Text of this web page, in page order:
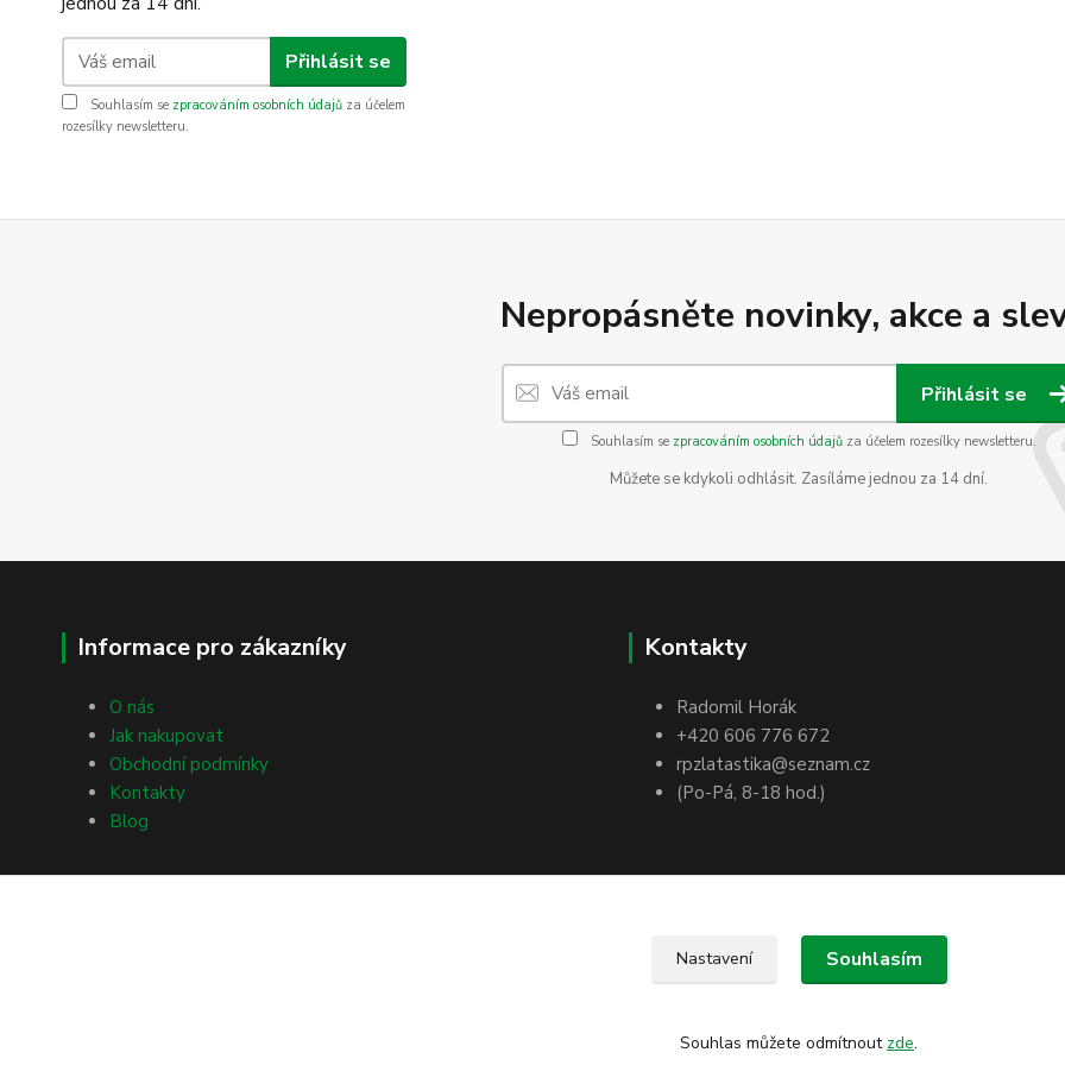
Přihlásit se
Souhlasím se zpracováním osobních údajů za účelem
rozesílky newsletteru.
Nepropásněte novinky, akce a
Přihlásit se
Souhlasím se zpracováním osobních údajůza účelem rozesílky newsletteru.
Můžete se kdykoli odhlásit. Zasíláme jednou za 14 dní.
Informace pro zákazníky
O nás
Jak nakupovat
Obchodní podmínky
Kontakty
Blog
Kontakty
Radomil Horák
+420 606 776 672
rpzlatastika@seznam.cz
(Po-Pá, 8-18 hod.)
Nastavení Souhlasím
Souhlas můžete odmítnout zde.